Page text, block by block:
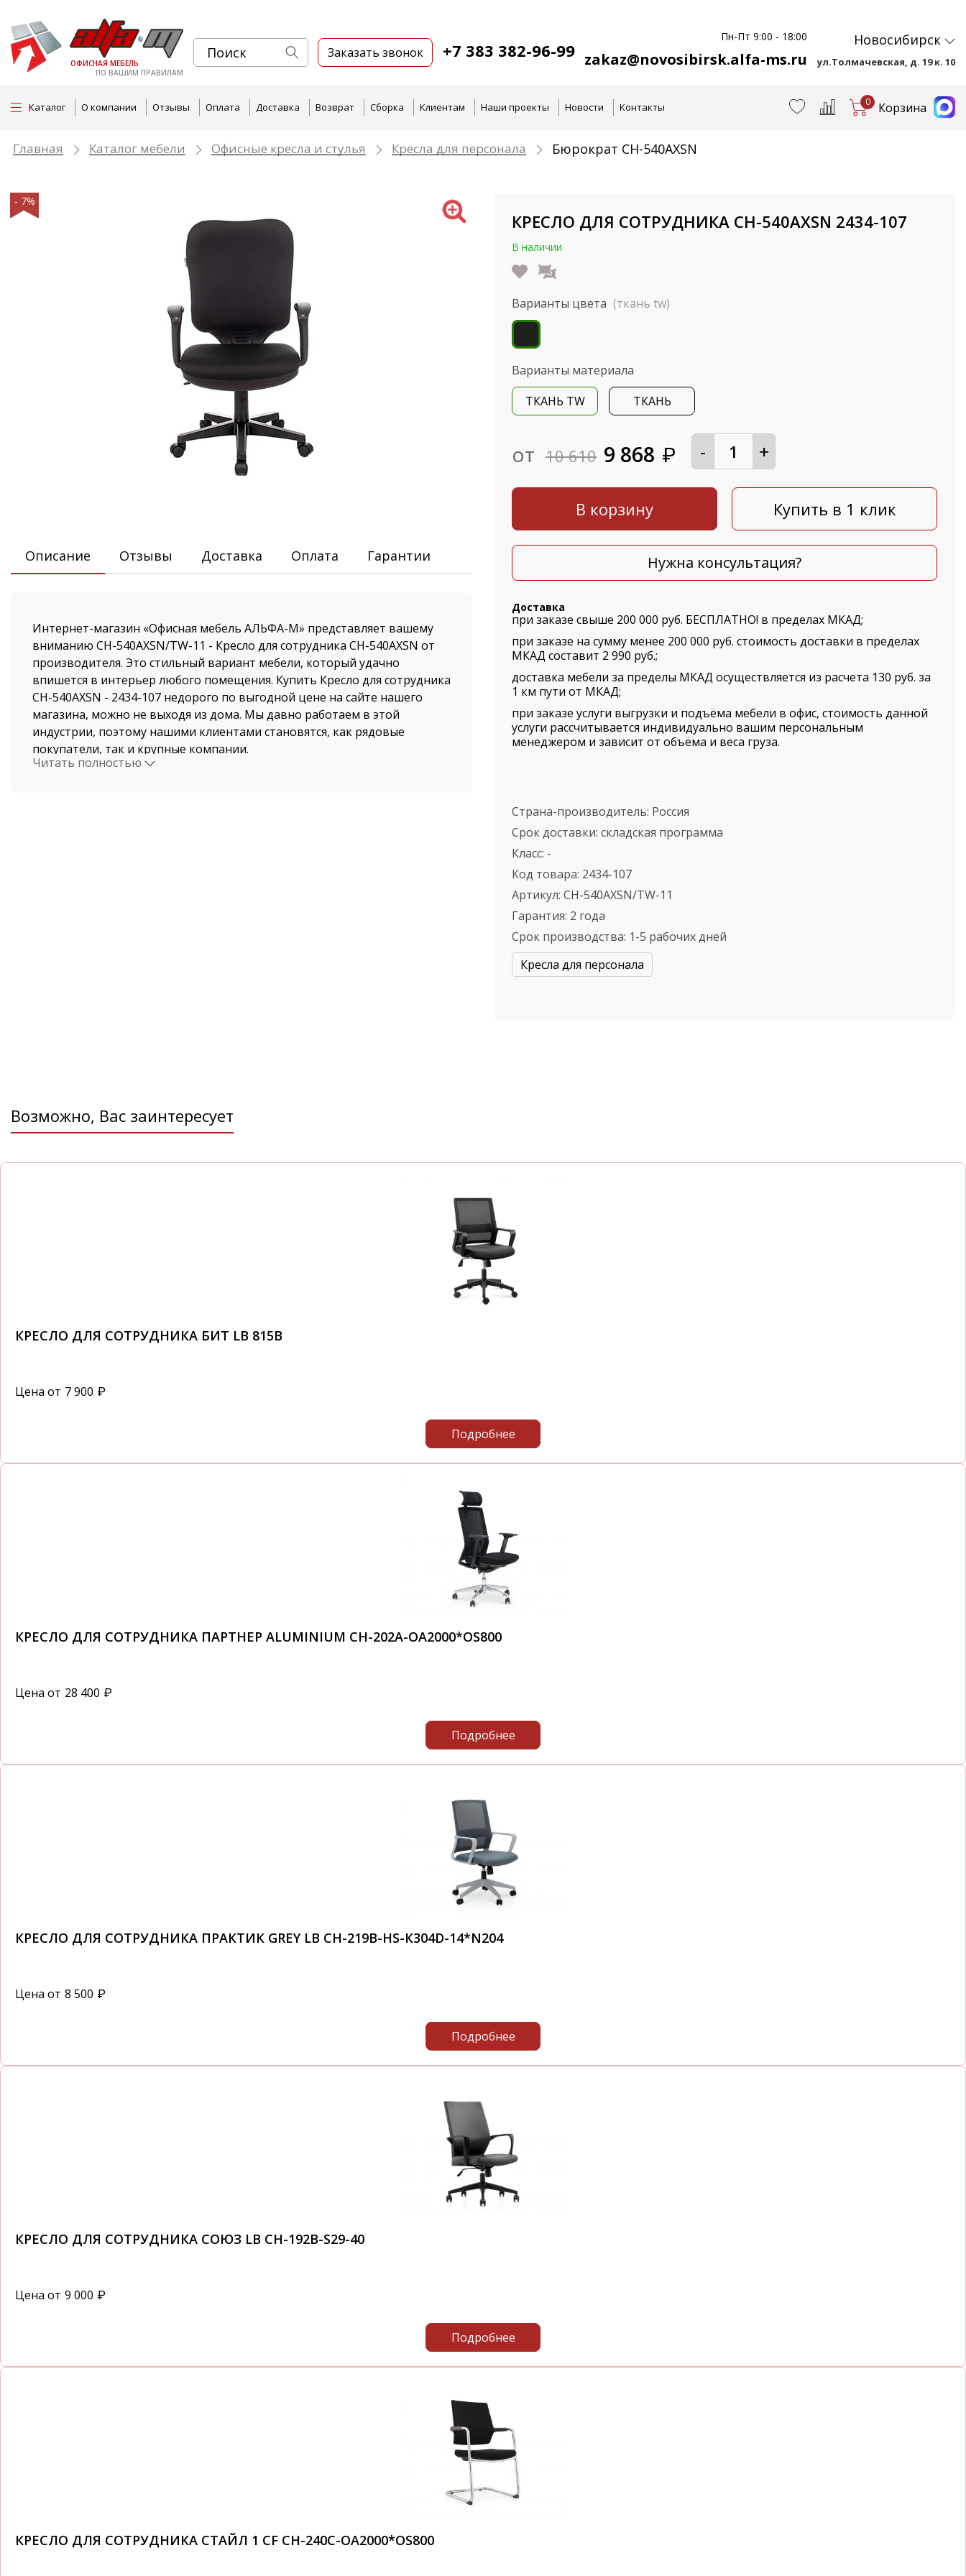
ОФИСНАЯ МЕБЕЛЬ
ПО ВАШИМ ПРАВИЛАМ
Заказать звонок +7 383 382-96-99
Пн-Пт 9:00 - 18:00
zakaz@novosibirsk.alfa-ms.ru
Новосибирск
ул.Толмачевская, д. 19 к. 10
Каталог О компании Отзывы Оплата Доставка Возврат Сборка Клиентам Наши проекты Новости Контакты 0 Корзина
Главная Каталог мебели Офисные кресла и стулья Кресла для персонала Бюрократ CH-540AXSN
- 7%
Описание Отзывы Доставка Оплата Гарантии
Интернет-магазин «Офисная мебель АЛЬФА-М» представляет вашему
вниманию CH-540AXSN/TW-11 - Кресло для сотрудника CH-540AXSN от
производителя. Это стильный вариант мебели, который удачно
впишется в интерьер любого помещения. Купить Кресло для сотрудника
CH-540AXSN - 2434-107 недорого по выгодной цене на сайте нашего
магазина, можно не выходя из дома. Мы давно работаем в этой
индустрии, поэтому нашими клиентами становятся, как рядовые
покупатели, так и крупные компании.
Читать полностью
КРЕСЛО ДЛЯ СОТРУДНИКА CH-540AXSN 2434-107
В наличии
Варианты цвета (ткань tw)
Варианты материала
ТКАНЬ TW
ТКАНЬ
от 10 610 9 868 ₽ - +
В корзину Купить в 1 клик
Нужна консультация?
Доставка
при заказе свыше 200 000 руб. БЕСПЛАТНО! в пределах МКАД;
при заказе на сумму менее 200 000 руб. стоимость доставки в пределах
МКАД составит 2 990 руб.;
доставка мебели за пределы МКАД осуществляется из расчета 130 руб. за
1 км пути от МКАД;
при заказе услуги выгрузки и подъёма мебели в офис, стоимость данной
услуги рассчитывается индивидуально вашим персональным
менеджером и зависит от объёма и веса груза.
Страна-производитель: Россия
Срок доставки: складская программа
Класс: -
Код товара: 2434-107
Артикул: CH-540AXSN/TW-11
Гарантия: 2 года
Срок производства: 1-5 рабочих дней
Кресла для персонала
Возможно, Вас заинтересует
КРЕСЛО ДЛЯ СОТРУДНИКА БИТ LB 815B
Цена от 7 900 ₽
Подробнее
КРЕСЛО ДЛЯ СОТРУДНИКА ПАРТНЕР ALUMINIUM CH-202A-OA2000*OS800
Цена от 28 400 ₽
Подробнее
КРЕСЛО ДЛЯ СОТРУДНИКА ПРАКТИК GREY LB CH-219B-HS-К304D-14*N204
Цена от 8 500 ₽
Подробнее
КРЕСЛО ДЛЯ СОТРУДНИКА СОЮЗ LB CH-192B-S29-40
Цена от 9 000 ₽
Подробнее
КРЕСЛО ДЛЯ СОТРУДНИКА СТАЙЛ 1 CF CH-240C-OA2000*OS800